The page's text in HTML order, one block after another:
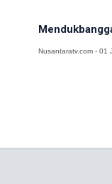
Nusantaratv.com - 01